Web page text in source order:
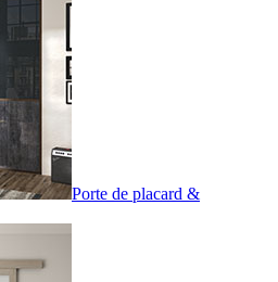
Porte de placard &